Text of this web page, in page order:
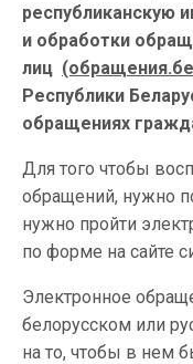
республиканскую
и обработки
лиц
Республики
обращениях
Для того чтобы
обращений, нужно
нужно пройти
по форме на сайте
Электронное
белорусском или
на то, чтобы в нем